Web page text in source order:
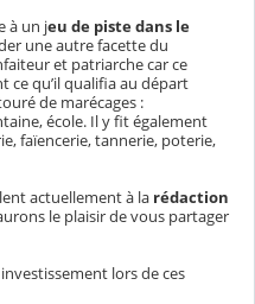
à un jeu de piste dans le
une autre facette du
et patriarche car ce
ce qu’il qualifia au départ
de marécages :
école. Il y fit également
faïencerie, tannerie, poterie,
actuellement à la rédaction
le plaisir de vous partager
lors de ces